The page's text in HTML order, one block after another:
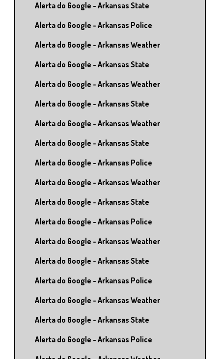
Alerta do Google - Arkansas State
Alerta do Google - Arkansas Police
Alerta do Google - Arkansas Weather
Alerta do Google - Arkansas State
Alerta do Google - Arkansas Weather
Alerta do Google - Arkansas State
Alerta do Google - Arkansas Weather
Alerta do Google - Arkansas State
Alerta do Google - Arkansas Police
Alerta do Google - Arkansas Weather
Alerta do Google - Arkansas State
Alerta do Google - Arkansas Police
Alerta do Google - Arkansas Weather
Alerta do Google - Arkansas State
Alerta do Google - Arkansas Police
Alerta do Google - Arkansas Weather
Alerta do Google - Arkansas State
Alerta do Google - Arkansas Police